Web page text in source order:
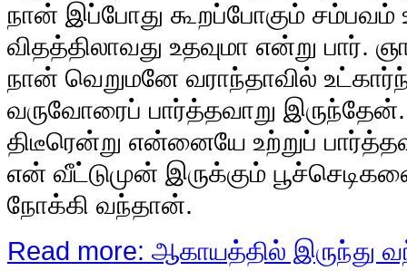
நான் இப்போது கூறப்போகும் சம்பவம்
விதத்திலாவது உதவுமா என்று பார்.
நான் வெறுமனே வராந்தாவில்
வருவோரைப் பார்த்தவாறு
திடீரென்று என்னையே உற்றுப்
என் வீட்டுமுன் இருக்கும்
நோக்கி வந்தான்.
Read more: ஆகாயத்தில் இருந்து